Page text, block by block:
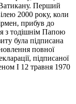
Ватикану. Перший
2000 року, коли
прибув до
з тодішнім Папою
була підписана
повної
підписаної
I 12 травня 1970